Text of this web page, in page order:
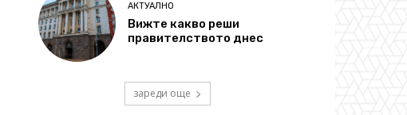
АКТУАЛНО
Вижте какво реши
правителството днес
зареди още